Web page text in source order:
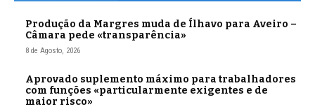
Produção da Margres muda de Ílhavo para Aveiro –
Câmara pede «transparência»
8 de Agosto, 2026
Aprovado suplemento máximo para trabalhadores
com funções «particularmente exigentes e de
maior risco»